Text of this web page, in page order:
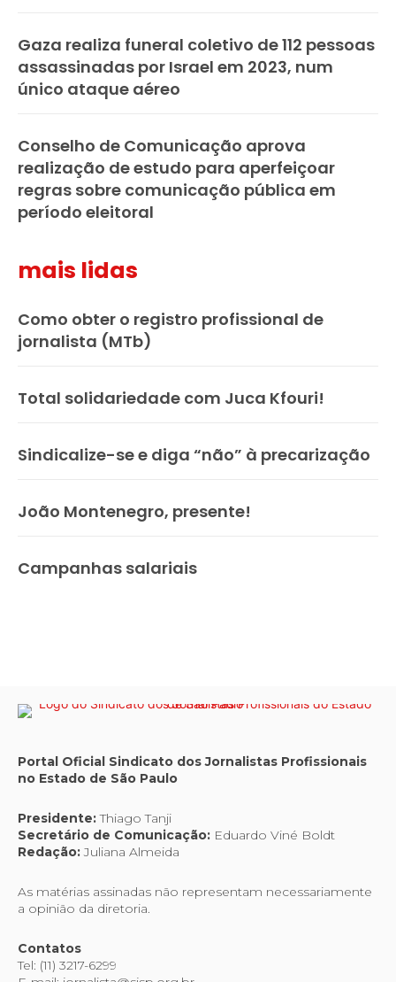
Gaza realiza funeral coletivo de 112 pessoas
assassinadas por Israel em 2023, num
único ataque aéreo
Conselho de Comunicação aprova
realização de estudo para aperfeiçoar
regras sobre comunicação pública em
período eleitoral
mais lidas
Como obter o registro profissional de
jornalista (MTb)
Total solidariedade com Juca Kfouri!
Sindicalize-se e diga “não” à precarização
João Montenegro, presente!
Campanhas salariais
Portal Oficial Sindicato dos Jornalistas Profissionais
no Estado de São Paulo
Presidente:Thiago Tanji
Secretário de Comunicação: Eduardo Viné Boldt
Redação:Juliana Almeida
As matérias assinadas não representam necessariamente
a opinião da diretoria.
Contatos
Tel: (11) 3217-6299